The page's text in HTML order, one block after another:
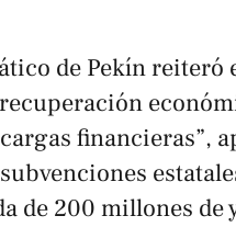
de Pekín reiteró
financieras”,
de 200 millones de